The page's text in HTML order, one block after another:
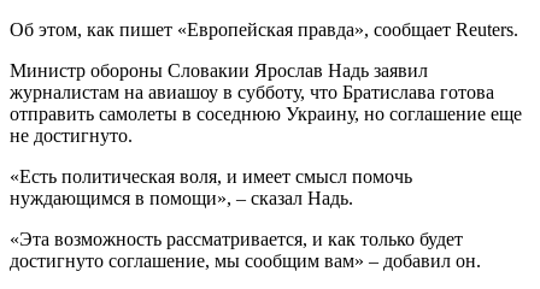
Об этом, как пишет «Европейская правда», сообщает Reuters.
Министр обороны Словакии Ярослав Надь заявил
журналистам на авиашоу в субботу, что Братислава готова
отправить самолеты в соседнюю Украину, но соглашение еще
не достигнуто.
«Есть политическая воля, и имеет смысл помочь
нуждающимся в помощи», – сказал Надь.
«Эта возможность рассматривается, и как только будет
достигнуто соглашение, мы сообщим вам» – добавил он.